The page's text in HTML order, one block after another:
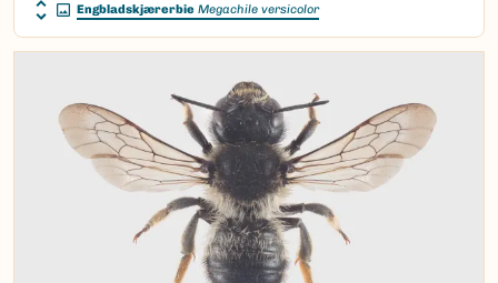
Engbladskjærerbie Megachile versicolor